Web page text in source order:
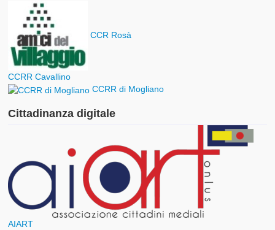
CCR Rosà
CCRR Cavallino
CCRR di Mogliano
Cittadinanza digitale
AIART